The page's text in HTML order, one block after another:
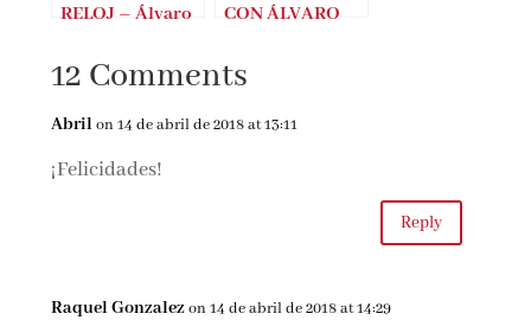
RELOJ – Álvaro
CON ÁLVARO
MUJER DEL
12 Comments
Abrilon 14 de abril de 2018 at 13:11
¡Felicidades!
Reply
Raquel Gonzalezon 14 de abril de 2018 at 14:29